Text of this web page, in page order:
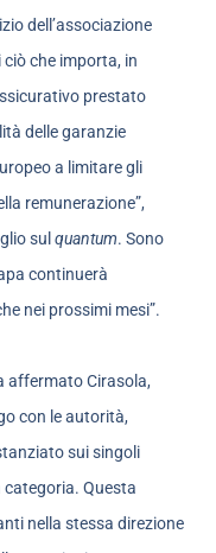
dell’associazione
che importa, in
prestato
delle garanzie
a limitare gli
remunerazione”,
sulquantum. Sono
continuerà
nei prossimi mesi”.
affermato Cirasola,
con le autorità,
sui singoli
Questa
nella stessa direzione